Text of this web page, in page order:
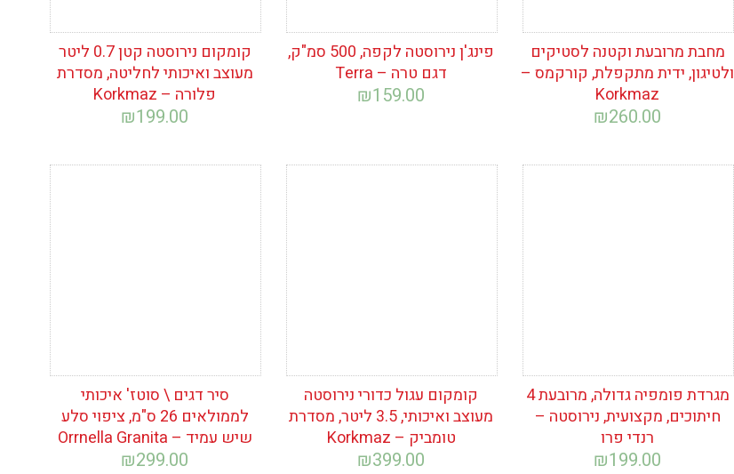
מחבת מרובעת וקטנה לסטיקים
ולטיגון, ידית מתקפלת, קורקמס –
Korkmaz
₪260.00
פינג'ן נירוסטה לקפה, 500 סמ"ק,
דגם טרה – Terra
₪159.00
קומקום נירוסטה קטן 0.7 ליטר
מעוצב ואיכותי לחליטה, מסדרת
פלורה – Korkmaz
₪199.00
מגרדת פומפיה גדולה, מרובעת 4
חיתוכים, מקצועית, נירוסטה –
רנדי פרו
₪199.00
קומקום עגול כדורי נירוסטה
מעוצב ואיכותי, 3.5 ליטר, מסדרת
טומביק – Korkmaz
₪399.00
סיר דגים \ סוטז' איכותי
לממולאים 26 ס"מ, ציפוי סלע
שיש עמיד – Orrnella Granita
₪299.00